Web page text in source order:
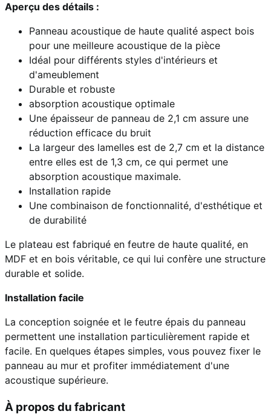
Aperçu des détails :
Panneau acoustique de haute qualité aspect bois
pour une meilleure acoustique de la pièce
Idéal pour différents styles d'intérieurs et
d'ameublement
Durable et robuste
absorption acoustique optimale
Une épaisseur de panneau de 2,1 cm assure une
réduction efficace du bruit
La largeur des lamelles est de 2,7 cm et la distance
entre elles est de 1,3 cm, ce qui permet une
absorption acoustique maximale.
Installation rapide
Une combinaison de fonctionnalité, d'esthétique et
de durabilité
Le plateau est fabriqué en feutre de haute qualité, en
MDF et en bois véritable, ce qui lui confère une structure
durable et solide.
Installation facile
La conception soignée et le feutre épais du panneau
permettent une installation particulièrement rapide et
facile. En quelques étapes simples, vous pouvez fixer le
panneau au mur et profiter immédiatement d'une
acoustique supérieure.
À propos du fabricant